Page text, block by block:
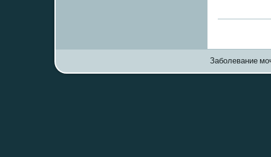
Заболевание